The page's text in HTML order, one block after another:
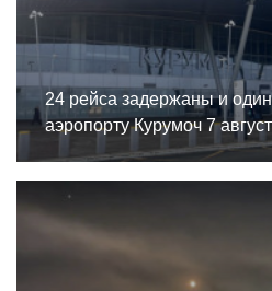
24 рейса задержаны и
аэропорту Курумоч 7